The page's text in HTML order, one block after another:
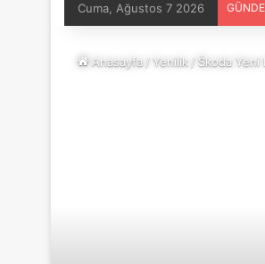
Cuma, Ağustos 7 2026
Anasayfa/Yenilik /Škoda Yeni